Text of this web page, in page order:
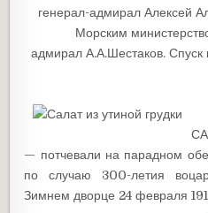
генерал-адмирал Алексей
Морским
адмирал А.А.Шестаков. Спуск
— потчевали на парадном
по случаю 300-летия
Зимнем дворце 24 февраля